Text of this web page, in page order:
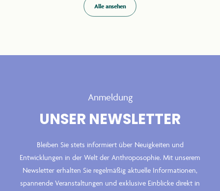
Alle ansehen
Anmeldung
UNSER NEWSLETTER
Bleiben Sie stets informiert über Neuigkeiten und
Entwicklungen in der Welt der Anthroposophie. Mit unserem
Newsletter erhalten Sie regelmäßig aktuelle Informationen,
spannende Veranstaltungen und exklusive Einblicke direkt in